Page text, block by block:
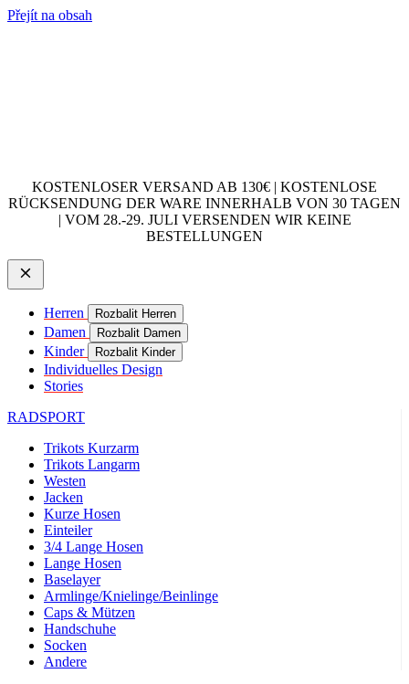
Přejít na obsah
KOSTENLOSER VERSAND AB 130€ | KOSTENLOSE
RÜCKSENDUNG DER WARE INNERHALB VON 30 TAGEN
| VOM 28.-29. JULI VERSENDEN WIR KEINE
BESTELLUNGEN
Herren Rozbalit Herren
Damen Rozbalit Damen
Kinder Rozbalit Kinder
Individuelles Design
Stories
RADSPORT
Trikots Kurzarm
Trikots Langarm
Westen
Jacken
Kurze Hosen
Einteiler
3/4 Lange Hosen
Lange Hosen
Baselayer
Armlinge/Knielinge/Beinlinge
Caps & Mützen
Handschuhe
Socken
Andere